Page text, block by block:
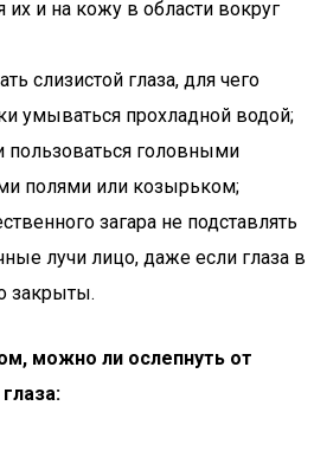
их и на кожу в области вокруг
слизистой глаза, для чего
умываться прохладной водой;
пользоваться головными
полями или козырьком;
загара не подставлять
лучи лицо, даже если глаза в
закрыты.
можно ли ослепнуть от